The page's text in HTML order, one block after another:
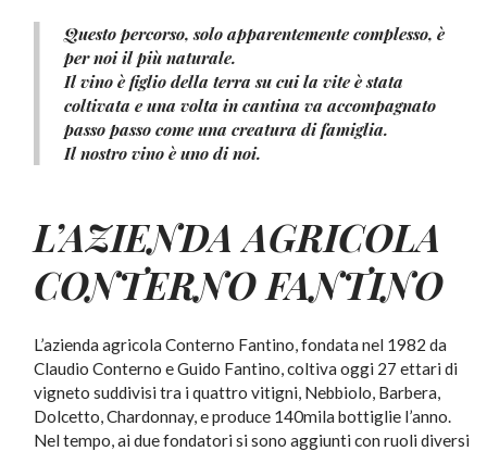
Questo percorso, solo apparentemente complesso, è
per noi il più naturale.
Il vino è figlio della terra su cui la vite è stata
coltivata e una volta in cantina va accompagnato
passo passo come una creatura di famiglia.
Il nostro vino è uno di noi.
L’AZIENDA AGRICOLA
CONTERNO FANTINO
L’azienda agricola Conterno Fantino, fondata nel 1982 da
Claudio Conterno e Guido Fantino, coltiva oggi 27 ettari di
vigneto suddivisi tra i quattro vitigni, Nebbiolo, Barbera,
Dolcetto, Chardonnay, e produce 140mila bottiglie l’anno.
Nel tempo, ai due fondatori si sono aggiunti con ruoli diversi